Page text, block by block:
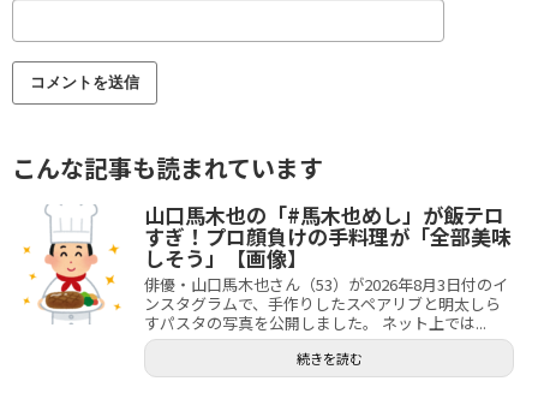
こんな記事も読まれています
山口馬木也の「#馬木也めし」が飯テロ
すぎ！プロ顔負けの手料理が「全部美味
しそう」【画像】
俳優・山口馬木也さん（53）が2026年8月3日付のイ
ンスタグラムで、手作りしたスペアリブと明太しら
すパスタの写真を公開しました。 ネット上では...
続きを読む